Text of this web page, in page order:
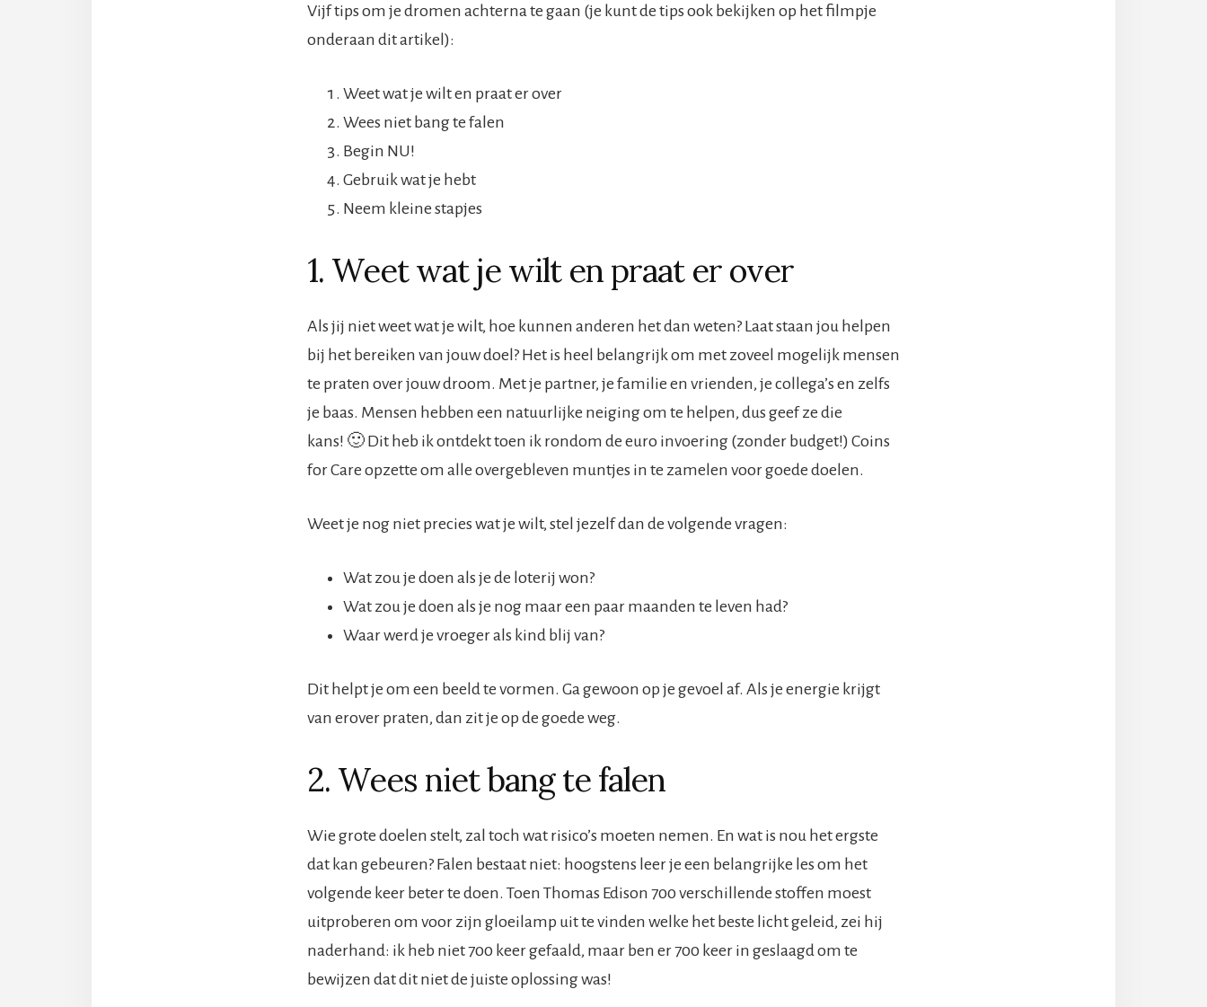
Vijf tips om je dromen achterna te gaan (je kunt de tips ook bekijken op het filmpje
onderaan dit artikel):
Weet wat je wilt en praat er over
Wees niet bang te falen
Begin NU!
Gebruik wat je hebt
Neem kleine stapjes
1. Weet wat je wilt en praat er over
Als jij niet weet wat je wilt, hoe kunnen anderen het dan weten? Laat staan jou helpen
bij het bereiken van jouw doel? Het is heel belangrijk om met zoveel mogelijk mensen
te praten over jouw droom. Met je partner, je familie en vrienden, je collega’s en zelfs
je baas. Mensen hebben een natuurlijke neiging om te helpen, dus geef ze die
kans! 🙂 Dit heb ik ontdekt toen ik rondom de euro invoering (zonder budget!) Coins
for Care opzette om alle overgebleven muntjes in te zamelen voor goede doelen.
Weet je nog niet precies wat je wilt, stel jezelf dan de volgende vragen:
Wat zou je doen als je de loterij won?
Wat zou je doen als je nog maar een paar maanden te leven had?
Waar werd je vroeger als kind blij van?
Dit helpt je om een beeld te vormen. Ga gewoon op je gevoel af. Als je energie krijgt
van erover praten, dan zit je op de goede weg.
2. Wees niet bang te falen
Wie grote doelen stelt, zal toch wat risico’s moeten nemen. En wat is nou het ergste
dat kan gebeuren? Falen bestaat niet: hoogstens leer je een belangrijke les om het
volgende keer beter te doen. Toen Thomas Edison 700 verschillende stoffen moest
uitproberen om voor zijn gloeilamp uit te vinden welke het beste licht geleid, zei hij
naderhand: ik heb niet 700 keer gefaald, maar ben er 700 keer in geslaagd om te
bewijzen dat dit niet de juiste oplossing was!